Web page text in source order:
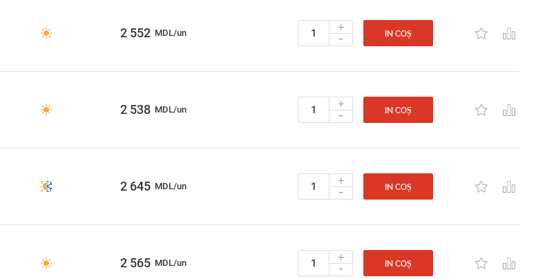
2 552 MDL/un +
- IN COȘ
2 538 MDL/un +
- IN COȘ
2 645 MDL/un +
- IN COȘ
2 565 MDL/un +
- IN COȘ